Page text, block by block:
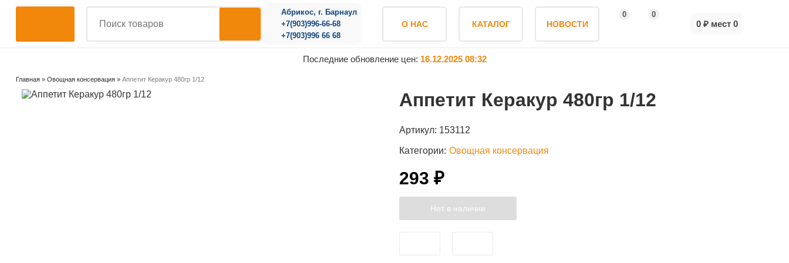
Абрикос, г. Барнаул
+7(903)996-66-68
+7(903)996 66 68
О НАС КАТАЛОГ НОВОСТИ
0 0
0 ₽ мест0
Последние обновление цен: 16.12.2025 08:32
Главная» Овощная консервация» Аппетит Керакур 480гр 1/12
Аппетит Керакур 480гр 1/12
Артикул: 153112
Категории: Овощная консервация
293 ₽
Нет в наличии